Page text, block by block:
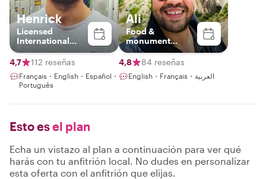
Henrick
Licensed
International
Guide
4,7
112 reseñas
Français・English・Español・
Português
Ali
Food &
monument
spokesman
4,8
84 reseñas
English・Français・العربية
Esto esel plan
Echa un vistazo al plan a continuación para ver qué
harás con tu anfitrión local. No dudes en personalizar
esta oferta con el anfitrión que elijas.